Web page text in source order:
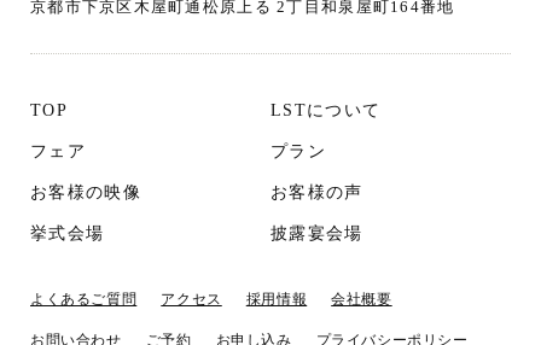
京都市下京区木屋町通松原上る 2丁目和泉屋町164番地
TOP LSTについて
フェア プラン
お客様の映像 お客様の声
挙式会場 披露宴会場
よくあるご質問 アクセス 採用情報 会社概要
お問い合わせ ご予約 お申し込み プライバシーポリシー